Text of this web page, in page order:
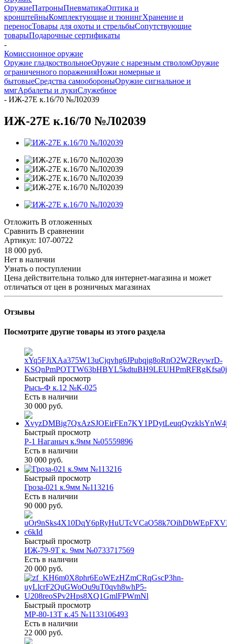
ОружиеПатроныПневматикаОптика и
кронштейныКомплектующие и тюнингХранение и
переносТовары для охоты и стрельбыСопутствующие
товарыПодарочные сертификаты
-
Комиссионное оружие
Оружие гладкоствольноеОружие с нарезным стволомОружие
ограниченного пораженияНожи номерные и
бытовыеСредства самообороныОружие сигнальное и
ммгАрбалеты и лукиСлужебное
- ИЖ-27Е к.16/70 №Л02039
ИЖ-27Е к.16/70 №Л02039
Отложить В отложенных
Сравнить В сравнении
Артикул: 107-00722
18 000 руб.
Нет в наличии
Узнать о поступлении
Цена действительна только для интернет-магазина и может
отличаться от цен в розничных магазинах
Отзывы
Посмотрите другие товары из этого раздела
Быстрый просмотр
Рысь-Ф к.12 №К-025
Есть в наличии
30 000 руб.
Быстрый просмотр
Р-1 Наганыч к.9мм №05559896
Есть в наличии
30 000 руб.
Быстрый просмотр
Гроза-021 к.9мм №113216
Есть в наличии
90 000 руб.
Быстрый просмотр
ИЖ-79-9Т к. 9мм №0733717569
Есть в наличии
20 000 руб.
Быстрый просмотр
МР-80-13Т к.45 №1133106493
Есть в наличии
22 000 руб.